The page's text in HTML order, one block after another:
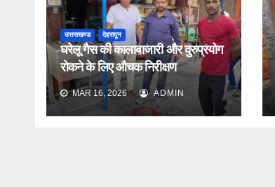
उत्तराखण्ड देहरादून
घरेलू गैस की कालाबाजारी और दुरुप्रयोग
रोकने के लिए औचक निरीक्षण
MAR 16, 2026 ADMIN